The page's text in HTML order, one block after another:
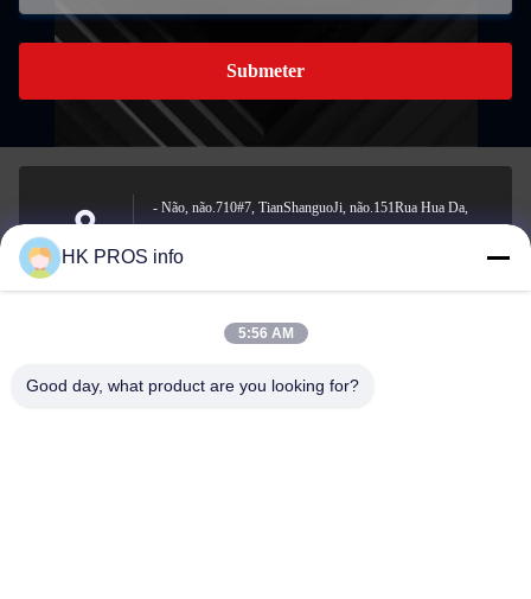
Submeter
Endereço
- Não, não.710#7, TianShanguoJi, não.151Rua Hua Da,
de Sanhe
E-mail
info@chppros.com
HK PROS info
5:56 AM
Good day, what product are you looking for?